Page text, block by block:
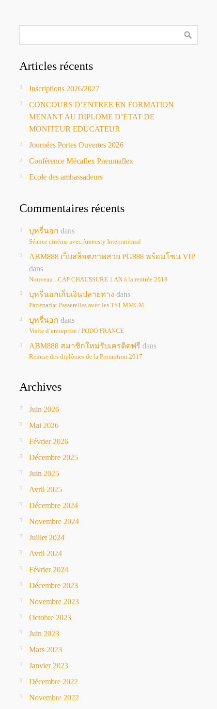
Articles récents
Inscriptions 2026/2027
CONCOURS D’ENTREE EN FORMATION
MENANT AU DIPLOME D’ETAT DE
MONITEUR EDUCATEUR
Journées Portes Ouvertes 2026
Conférence Mécaflex Pneumaflex
Ecole des ambassadeurs
Commentaires récents
บุหรี่นอก dans
Séance cinéma avec Amnesty International
ABM888 เว็บสล็อตภาพสวย PG888 พร้อมโซน VIP
dans
Nouveau : CAP CHAUSSURE 1 AN à la rentrée 2018
บุหรี่นอกเก็บเงินปลายทาง dans
Partenariat Passerelles avec les TS1 MMCM
บุหรี่นอก dans
Visite d’entreprise / PODO FRANCE
ABM888 สมาชิกใหม่รับเครดิตฟรี dans
Remise des diplômes de la Promotion 2017
Archives
Juin 2026
Mai 2026
Février 2026
Décembre 2025
Juin 2025
Avril 2025
Décembre 2024
Novembre 2024
Juillet 2024
Avril 2024
Février 2024
Décembre 2023
Novembre 2023
Octobre 2023
Juin 2023
Mars 2023
Janvier 2023
Décembre 2022
Novembre 2022